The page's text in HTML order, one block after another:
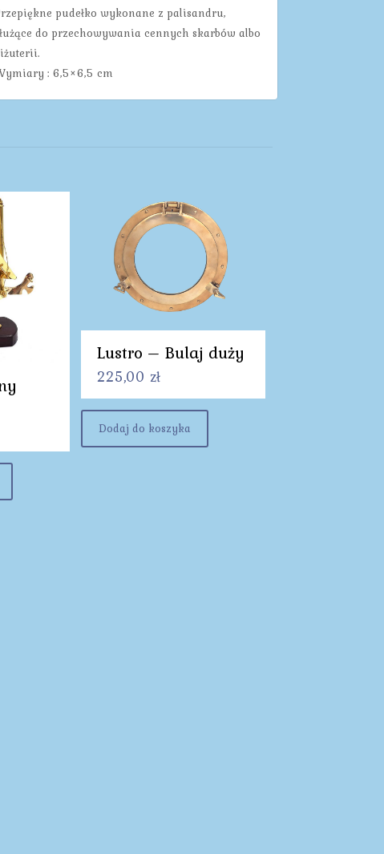
pudełko wykonane z palisandru,
do przechowywania cennych skarbów albo
: 6,5×6,5 cm
Lustro – Bulaj duży
225,00 zł
Dodaj do koszyka